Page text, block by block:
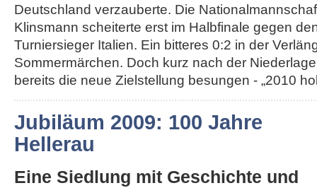
Deutschland verzauberte. Die
Klinsmann scheiterte erst im Halbfinale gegen
Turniersieger Italien. Ein bitteres 0:2 in der
Sommermärchen. Doch kurz nach der
bereits die neue Zielstellung besungen - „2010
Jubiläum 2009: 100 Jahre
Hellerau
Eine Siedlung mit Geschichte und